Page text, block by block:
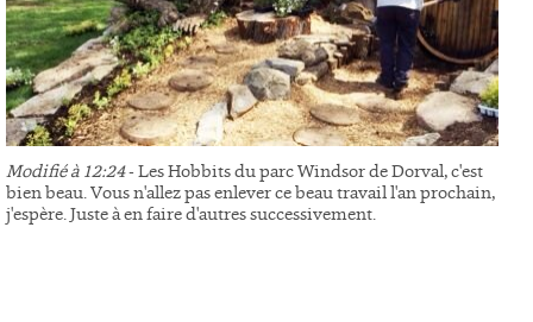
Modifié à 12:24- Les Hobbits du parc Windsor de Dorval, c'est
bien beau. Vous n'allez pas enlever ce beau travail l'an prochain,
j'espère. Juste à en faire d'autres successivement.